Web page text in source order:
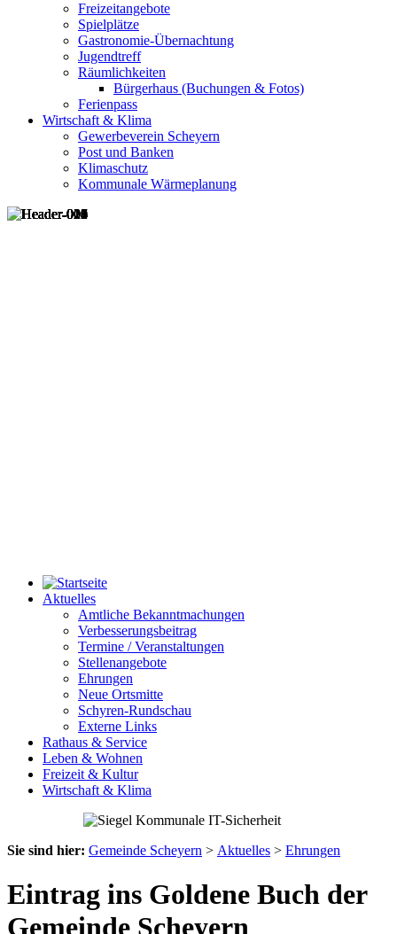
Freizeitangebote
Spielplätze
Gastronomie-Übernachtung
Jugendtreff
Räumlichkeiten
Bürgerhaus (Buchungen & Fotos)
Ferienpass
Wirtschaft & Klima
Gewerbeverein Scheyern
Post und Banken
Klimaschutz
Kommunale Wärmeplanung
Aktuelles
Amtliche Bekanntmachungen
Verbesserungsbeitrag
Termine / Veranstaltungen
Stellenangebote
Ehrungen
Neue Ortsmitte
Schyren-Rundschau
Externe Links
Rathaus & Service
Leben & Wohnen
Freizeit & Kultur
Wirtschaft & Klima
Sie sind hier: Gemeinde Scheyern > Aktuelles > Ehrungen
Eintrag ins Goldene Buch der
Gemeinde Scheyern